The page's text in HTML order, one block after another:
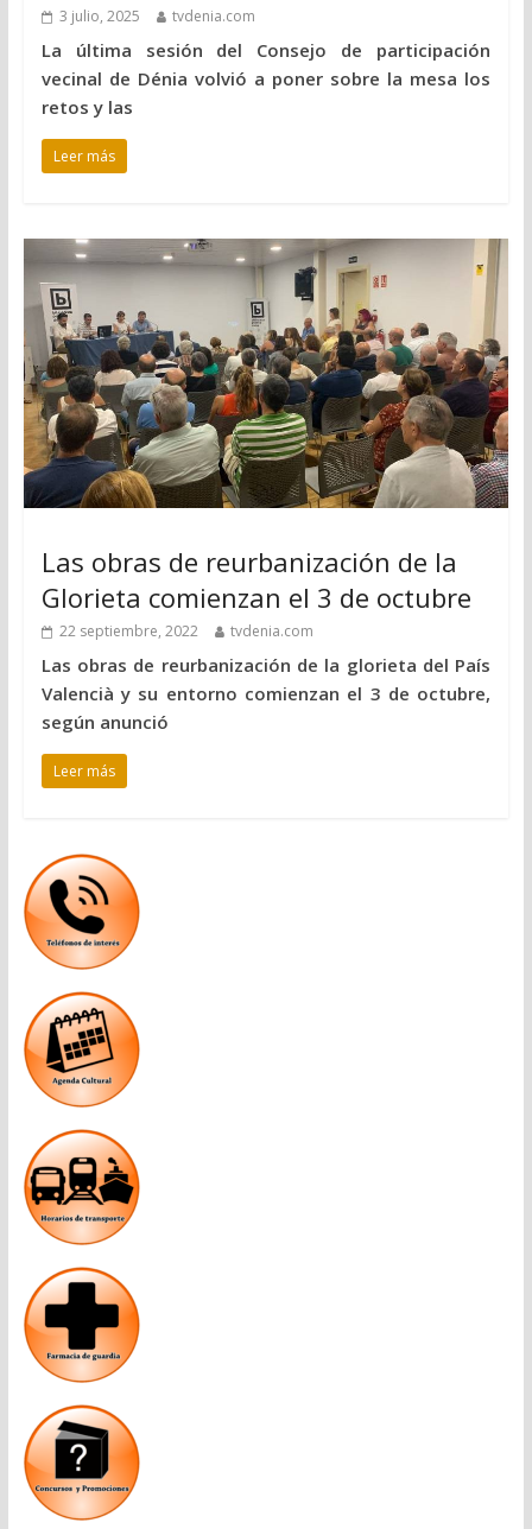
3 julio, 2025 tvdenia.com
La última sesión del Consejo de participación
vecinal de Dénia volvió a poner sobre la mesa los
retos y las
Leer más
Las obras de reurbanización de la
Glorieta comienzan el 3 de octubre
22 septiembre, 2022 tvdenia.com
Las obras de reurbanización de la glorieta del País
Valencià y su entorno comienzan el 3 de octubre,
según anunció
Leer más